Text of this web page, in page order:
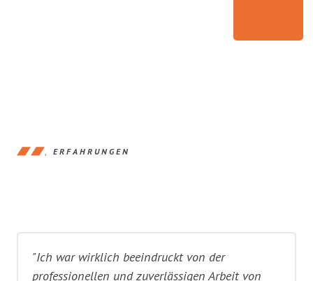
ERFAHRUNGEN
"Ich war wirklich beeindruckt von der
professionellen und zuverlässigen Arbeit von